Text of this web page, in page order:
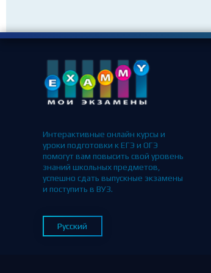
Интерактивные онлайн курсы и
уроки подготовки к ЕГЭ и ОГЭ
помогут вам повысить свой уровень
знаний школьных предметов,
успешно сдать выпускные экзамены
и поступить в ВУЗ.
Русский